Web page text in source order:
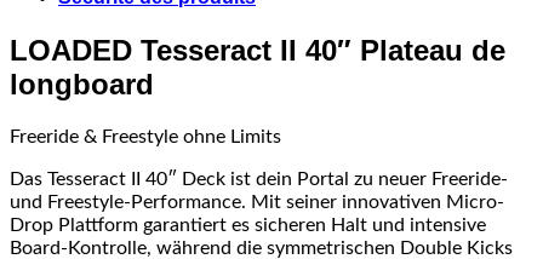
LOADED Tesseract II 40″ Plateau de
longboard
Freeride & Freestyle ohne Limits
Das Tesseract II 40″ Deck ist dein Portal zu neuer Freeride-
und Freestyle-Performance. Mit seiner innovativen Micro-
Drop Plattform garantiert es sicheren Halt und intensive
Board-Kontrolle, während die symmetrischen Double Kicks